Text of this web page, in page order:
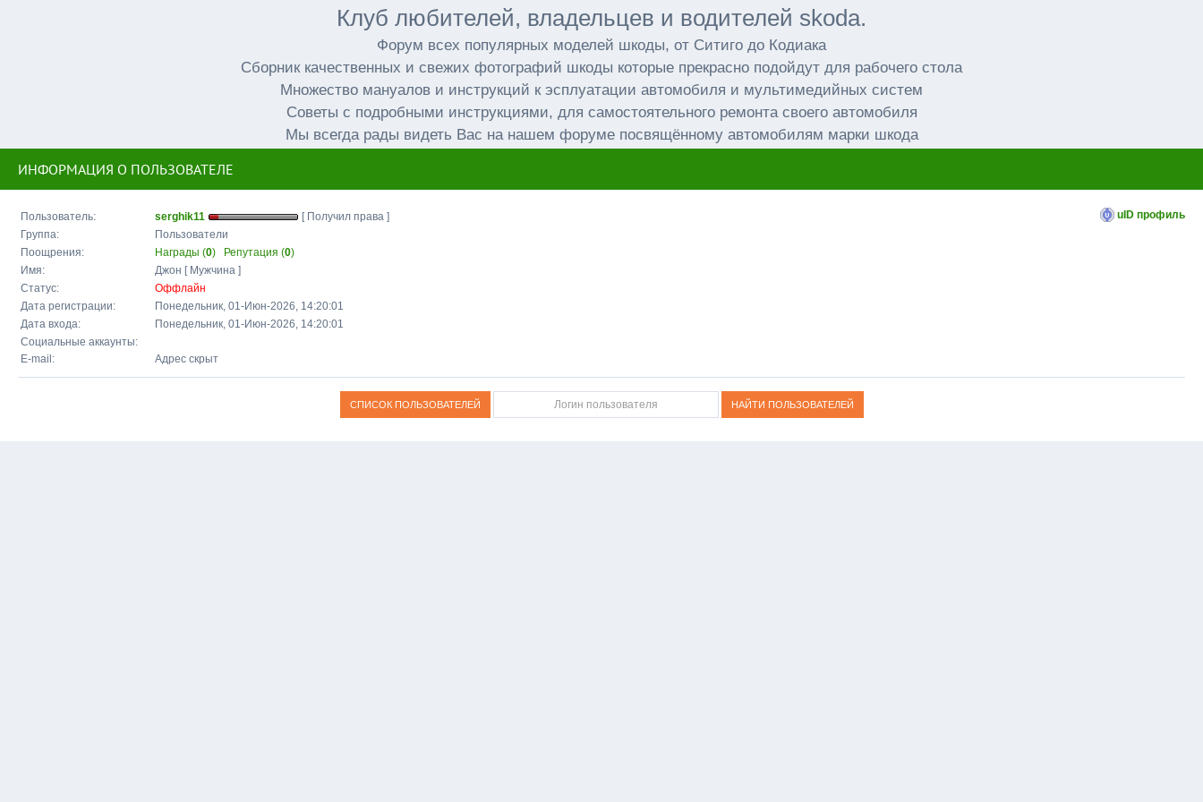
Клуб любителей, владельцев и водителей skoda.
Форум всех популярных моделей шкоды, от Ситиго до Кодиака
Сборник качественных и свежих фотографий шкоды которые прекрасно подойдут для рабочего стола
Множество мануалов и инструкций к эсплуатации автомобиля и мультимедийных систем
Советы с подробными инструкциями, для самостоятельного ремонта своего автомобиля
Мы всегда рады видеть Вас на нашем форуме посвящённому автомобилям марки шкода
ИНФОРМАЦИЯ О ПОЛЬЗОВАТЕЛЕ
uID профиль
Пользователь: serghik11
[ Получил права ]
Группа:
Пользователи
Поощрения:
Награды (0) Репутация (0)
Имя:
Джон [ Мужчина ]
Статус:
Оффлайн
Дата регистрации:
Понедельник, 01-Июн-2026, 14:20:01
Дата входа:
Понедельник, 01-Июн-2026, 14:20:01
Социальные аккаунты:
E-mail:
Адрес скрыт